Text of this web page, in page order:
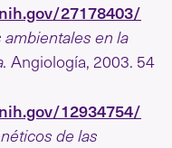
27178403/
en la
Angiología, 2003. 54
12934754/
de las